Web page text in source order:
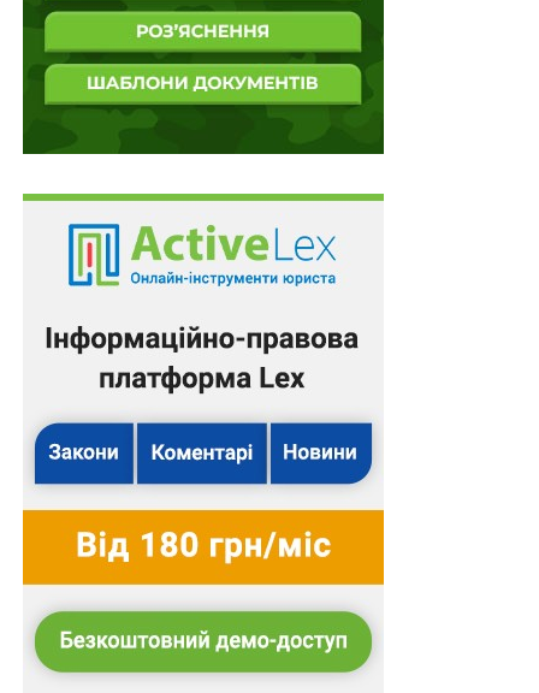
НЕ ПРОПУСТІТЬ
Справи про порушення ПДР, зафіксовані в
автоматичному режимі, – без протоколу